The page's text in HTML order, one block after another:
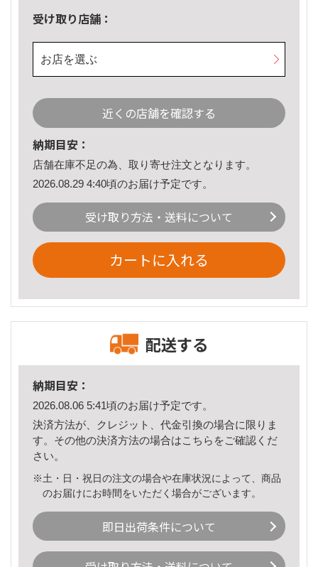
受け取り店舗：
お店を選ぶ
近くの店舗を確認する
納期目安：
店舗在庫不足の為、取り寄せ注文となります。
2026.08.29 4:40頃のお届け予定です。
受け取り方法・送料について
カートに入れる
配送する
納期目安：
2026.08.06 5:41頃のお届け予定です。
決済方法が、クレジット、代金引換の場合に限りま
す。その他の決済方法の場合はこちら をご確認くだ
さい。
※土・日・祝日の注文の場合や在庫状況によって、商品
のお届けにお時間をいただく場合がございます。
即日出荷条件について